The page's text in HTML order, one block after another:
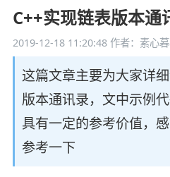
C++实现链表版本通
2019-12-18 11:20:48作者：素心
这篇文章主要为大家详
版本通讯录，文中示例
具有一定的参考价值，
参考一下